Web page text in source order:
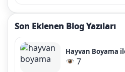
Son Eklenen Blog Yazıları
Hayvan Boyama
7